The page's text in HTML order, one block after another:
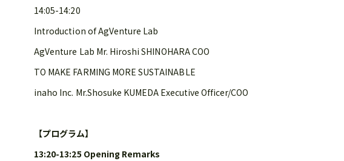
14:05-14:20
Introduction of AgVenture Lab
AgVenture Lab Mr. Hiroshi SHINOHARA COO
TO MAKE FARMING MORE SUSTAINABLE
inaho Inc. Mr.Shosuke KUMEDA Executive Officer/COO
【プログラム】
13:20-13:25 Opening Remarks